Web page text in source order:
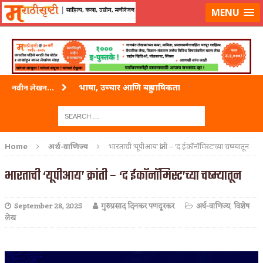
लॉग-इन करा|लेखक नोंदणी कराMENU
नवीन लेखन... भाषा, उच्चार आणि बहुभाषिकता
ताम्र – एक अफलातून धातू (COPPER)
अशी एक कविता लिहू इच्छिते
पाटलाची विहीर
Home अर्थ-वाणिज्य भारताची ‘यूपीआय’ क्रांती – ‘द ईकॉनॉमिस्ट’च्या चष्म्यातून
भारताची ‘यूपीआय’ क्रांती – ‘द ईकॉनॉमिस्ट’च्या चष्म्यातून
September 28, 2025 गुरुप्रसाद दिनकर पणदूरकर अर्थ-वाणिज्य,विशेष
लेख